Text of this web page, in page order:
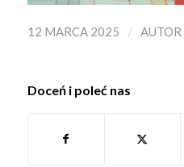
12 MARCA 2025 / AUTOR
Doceń i poleć nas